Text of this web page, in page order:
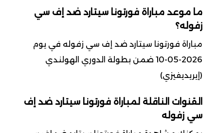
ما موعد مباراة فورتونا سيتارد ضد إف سي
زفوله؟
مباراة فورتونا سيتارد ضد إف سي زفوله في يوم
2026-05-10 ضمن بطولة الدوري الهولندي
(إيريديفيزي)
القنوات الناقلة لمباراة فورتونا سيتارد ضد إف
سي زفوله